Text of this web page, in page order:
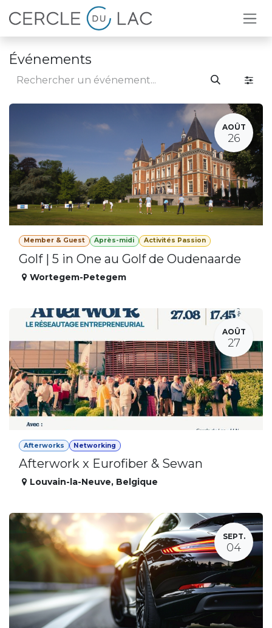
Se rendre au contenu
Événements
AOÛT
26
Member & Guest Après-midi Activités Passion
Golf | 5 in One au Golf de Oudenaarde
Wortegem-Petegem
AOÛT
27
Afterworks Networking
Afterwork x Eurofiber & Sewan
Louvain-la-Neuve, Belgique
SEPT.
04